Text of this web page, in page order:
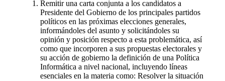
Remitir una carta conjunta a los candidatos a
Presidente del Gobierno de los principales partidos
políticos en las próximas elecciones generales,
informándoles del asunto y solicitándoles su
opinión y posición respecto a esta problemática, así
como que incorporen a sus propuestas electorales y
su acción de gobierno la definición de una Política
Informática a nivel nacional, incluyendo líneas
esenciales en la materia como: Resolver la situación